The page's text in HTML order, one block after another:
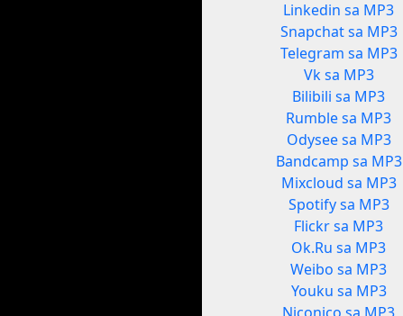
Linkedin sa MP3
Snapchat sa MP3
Telegram sa MP3
Vk sa MP3
Bilibili sa MP3
Rumble sa MP3
Odysee sa MP3
Bandcamp sa MP3
Mixcloud sa MP3
Spotify sa MP3
Flickr sa MP3
Ok.Ru sa MP3
Weibo sa MP3
Youku sa MP3